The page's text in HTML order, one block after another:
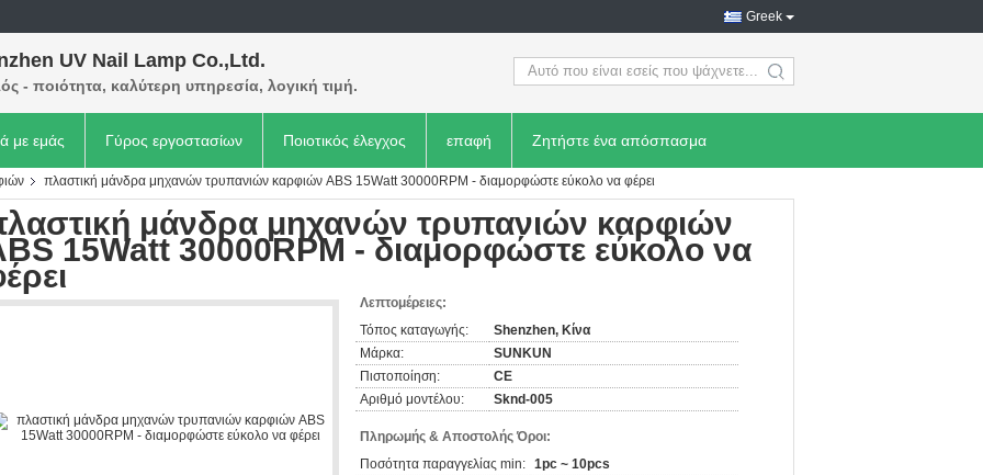
Greek
UV Nail Lamp Co.,Ltd.
- ποιότητα, καλύτερη υπηρεσία, λογική τιμή. search
με εμάς Γύρος εργοστασίων Ποιοτικός έλεγχος επαφή Ζητήστε ένα απόσπασμα
πλαστική μάνδρα μηχανών τρυπανιών καρφιών ABS 15Watt 30000RPM - διαμορφώστε εύκολο να φέρει
μάνδρα μηχανών τρυπανιών καρφιών
15Watt 30000RPM - διαμορφώστε εύκολο να
Λεπτομέρειες:
Τόπος καταγωγής:
Shenzhen, Κίνα
Μάρκα:
SUNKUN
Πιστοποίηση:
CE
Αριθμό μοντέλου:
Sknd-005
Πληρωμής & Αποστολής Όροι:
Ποσότητα παραγγελίας min: 1pc ~ 10pcs